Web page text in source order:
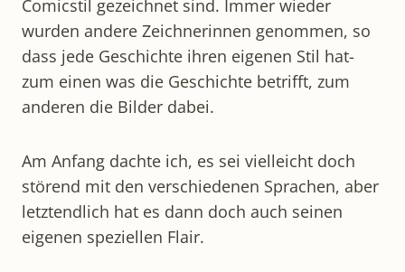
Comicstil gezeichnet sind. Immer wieder
wurden andere Zeichnerinnen genommen, so
dass jede Geschichte ihren eigenen Stil hat-
zum einen was die Geschichte betrifft, zum
anderen die Bilder dabei.
Am Anfang dachte ich, es sei vielleicht doch
störend mit den verschiedenen Sprachen, aber
letztendlich hat es dann doch auch seinen
eigenen speziellen Flair.